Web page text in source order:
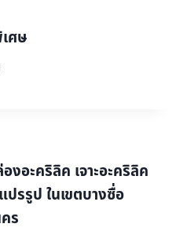
ศษ
งอะคริลิค เจาะอะคริลิค
รรูป ในเขตบางซื่อ
ร